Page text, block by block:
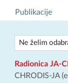
Publikacije
Radionica JA-
CHRODIS-JA